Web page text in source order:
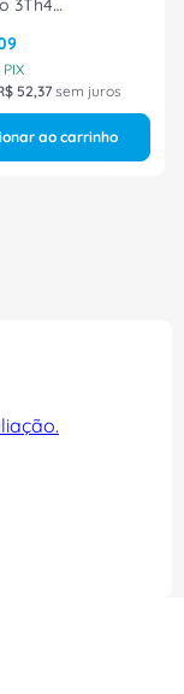
3Th4
52,37 sem juros
ao carrinho